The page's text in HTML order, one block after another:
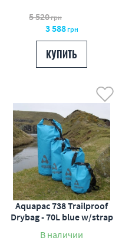
5 520грн
3 588грн
КУПИТЬ
Aquapac 738 Trailproof
Drybag - 70L blue w/strap
В наличии